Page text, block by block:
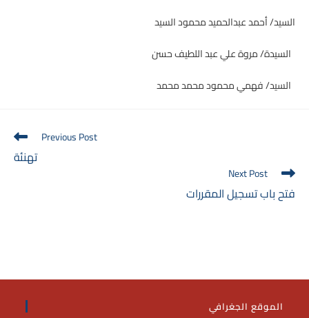
السيد/ أحمد عبدالحميد محمود السيد
السيدة/ مروة علي عبد اللطيف حسن
السيد/ فهمي محمود محمد محمد
Read
more
articles
Previous Post
تهنئة
Next Post
فتح باب تسجيل المقررات
الموقع الجغرافي